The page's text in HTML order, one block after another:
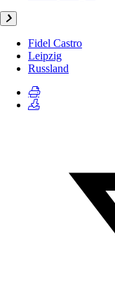
Fidel Castro
Leipzig
Russland